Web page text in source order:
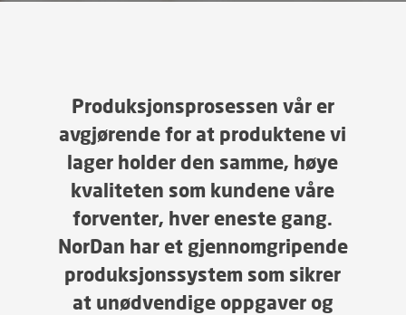
Produksjonsprosessen vår er
avgjørende for at produktene vi
lager holder den samme, høye
kvaliteten som kundene våre
forventer, hver eneste gang.
NorDan har et gjennomgripende
produksjonssystem som sikrer
at unødvendige oppgaver og